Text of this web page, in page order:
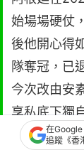
始場場硬仗
後他開心得
隊奪冠，已
今次改由安
享私底下獨
並對外界
在Google
追蹤《香